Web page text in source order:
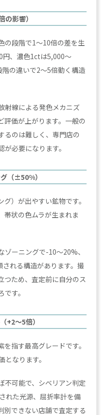
影響）
段階で1〜10倍の差を生
円、濃色1ctは5,000〜
の違いで2〜5倍動く構造
射線による発色メカニズ
評価が上がります。一般の
るのは難しく、専門店の
必要になります。
（±50%）
）が出やすい鉱物です。
帯状の色ムラが生まれま
ゾーニングで-10〜20%、
れる構造があります。撮
つため、査定前に自分のス
す。
〜5倍）
指す最高グレードです。
なります。
不可能で、シベリアン判定
れた光源、屈折率計を備
別できない店舗で査定する